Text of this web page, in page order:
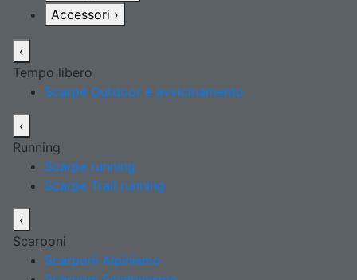
Accessori ›
‹
Tempo libero
Scarpe Outdoor e avvicinamento
‹
Running
Scarpe running
Scarpe Trail running
‹
Scarponi
Scarponi Alpinismo